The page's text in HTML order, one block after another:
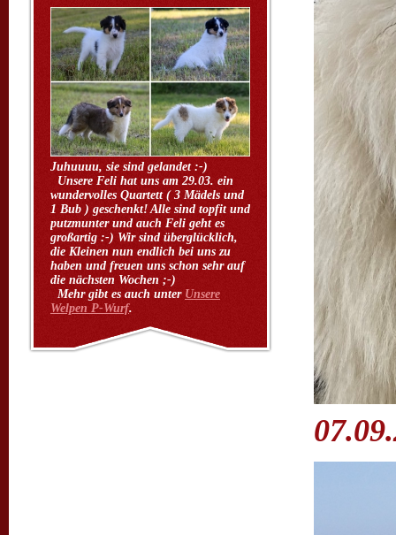
Juhuuuu, sie sind gelandet :-)
Unsere Feli hat uns am 29.03. ein
wundervolles Quartett ( 3 Mädels und
1 Bub ) geschenkt! Alle sind topfit und
putzmunter und auch Feli geht es
großartig :-) Wir sind überglücklich,
die Kleinen nun endlich bei uns zu
haben und freuen uns schon sehr auf
die nächsten Wochen ;-)
Mehr gibt es auch unter Unsere
Welpen P-Wurf.